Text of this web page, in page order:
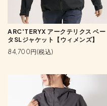
ARC'TERYX アークテリクス ベー
タSLジャケット【ウィメンズ】
84,700円(税込)